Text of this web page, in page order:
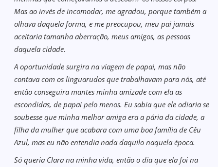
Mas ao invés de incomodar, me agradou, porque também a
olhava daquela forma, e me preocupou, meu pai jamais
aceitaria tamanha aberração, meus amigos, as pessoas
daquela cidade.
A oportunidade surgira na viagem de papai, mas não
contava com os linguarudos que trabalhavam para nós, até
então conseguira mantes minha amizade com ela as
escondidas, de papai pelo menos. Eu sabia que ele odiaria se
soubesse que minha melhor amiga era a pária da cidade, a
filha da mulher que acabara com uma boa família de Cêu
Azul, mas eu não entendia nada daquilo naquela época.
Só queria Clara na minha vida, então o dia que ela foi na